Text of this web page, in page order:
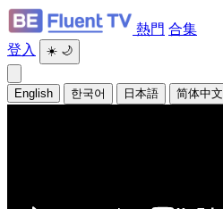
熱門 合集
登入
☀️ 🌙
English 한국어 日本語 简体中文